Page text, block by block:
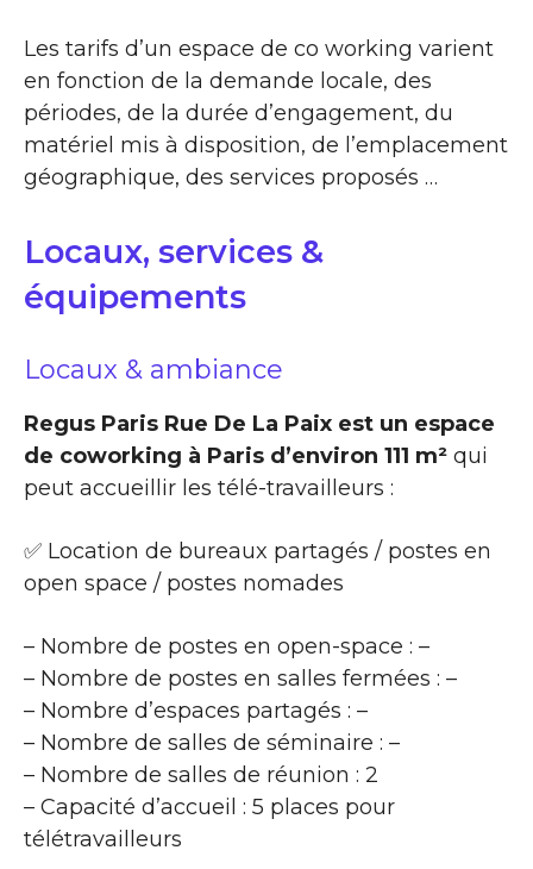
Les tarifs d’un espace de co working varient
en fonction de la demande locale, des
périodes, de la durée d’engagement, du
matériel mis à disposition, de l’emplacement
géographique, des services proposés …
Locaux, services &
équipements
Locaux & ambiance
Regus Paris Rue De La Paix est un espace
de coworking à Paris d’environ 111 m² qui
peut accueillir les télé-travailleurs :
✅ Location de bureaux partagés / postes en
open space / postes nomades
– Nombre de postes en open-space : –
– Nombre de postes en salles fermées : –
– Nombre d’espaces partagés : –
– Nombre de salles de séminaire : –
– Nombre de salles de réunion : 2
– Capacité d’accueil : 5 places pour
télétravailleurs